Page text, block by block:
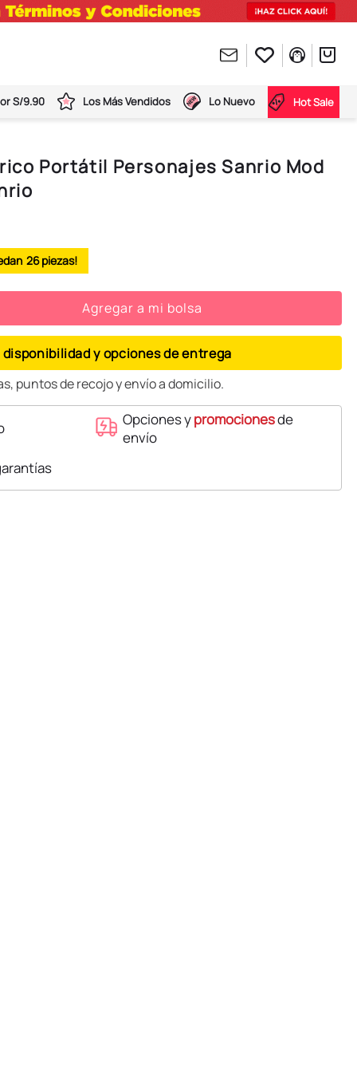
S/9.90 Los Más Vendidos Lo Nuevo Hot Sale
Portátil Personajes Sanrio Mod
26
Agregar a mi bolsa
disponibilidad y opciones de entrega
puntos de recojo y envío a domicilio.
Opciones ypromocionesde
envío